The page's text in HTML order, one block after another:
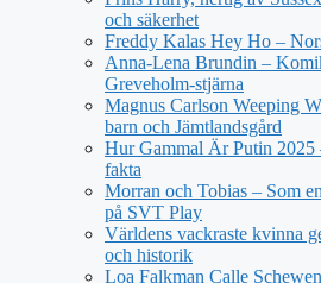
och säkerhet
Freddy Kalas Hey Ho –
Anna-Lena Brundin –
Greveholm-stjärna
Magnus Carlson Weeping
barn och Jämtlandsgård
Hur Gammal Är Putin 2025
fakta
Morran och Tobias – Som
på SVT Play
Världens vackraste kvinna
och historik
Loa Falkman Calle